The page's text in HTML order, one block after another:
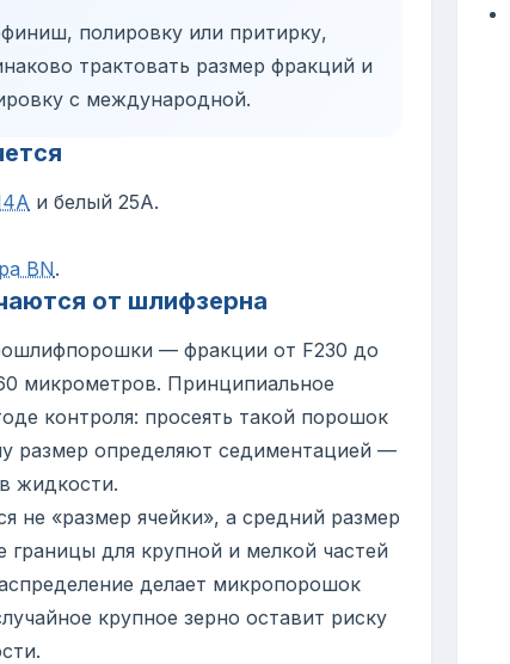
полировку или притирку,
трактовать размер фракций и
с международной.
и белый 25А.
BN.
от шлифзерна
— фракции от F230 до
микрометров. Принципиальное
контроля: просеять такой порошок
размер определяют седиментацией —
жидкости.
не «размер ячейки», а средний размер
границы для крупной и мелкой частей
делает микропорошок
крупное зерно оставит риску